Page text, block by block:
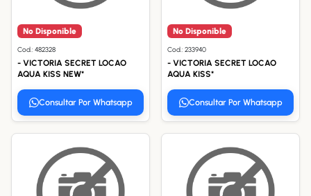
No Disponible
Cod.: 482328
- VICTORIA SECRET LOCAO
AQUA KISS NEW*
Consultar Por Whatsapp
No Disponible
Cod.: 233940
- VICTORIA SECRET LOCAO
AQUA KISS*
Consultar Por Whatsapp